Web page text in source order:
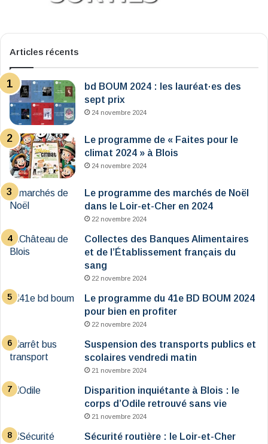
Articles récents
bd BOUM 2024 : les lauréat·es des
sept prix
24 novembre 2024
Le programme de « Faites pour le
climat 2024 » à Blois
24 novembre 2024
Le programme des marchés de Noël
dans le Loir-et-Cher en 2024
22 novembre 2024
Collectes des Banques Alimentaires
et de l’Établissement français du
sang
22 novembre 2024
Le programme du 41e BD BOUM 2024
pour bien en profiter
22 novembre 2024
Suspension des transports publics et
scolaires vendredi matin
21 novembre 2024
Disparition inquiétante à Blois : le
corps d’Odile retrouvé sans vie
21 novembre 2024
Sécurité routière : le Loir-et-Cher